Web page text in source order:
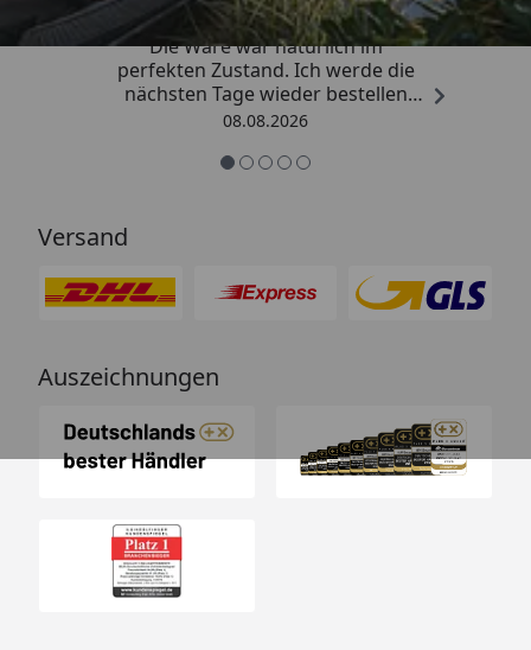
„Hervorragend schnelle Lieferung.
Die Ware war natürlich im
perfekten Zustand. Ich werde die
nächsten Tage wieder bestellen
Grüße an die Belegschaft gute
08.08.2026
Versand
Auszeichnungen